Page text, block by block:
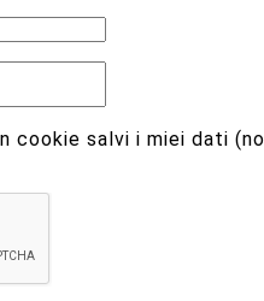
cookie salvi i miei dati